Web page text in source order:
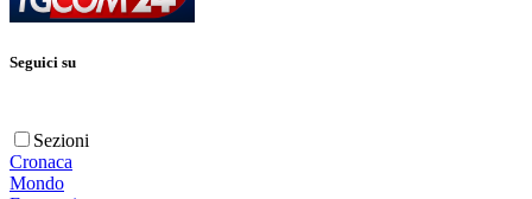
Seguici su
Sezioni
Cronaca
Mondo